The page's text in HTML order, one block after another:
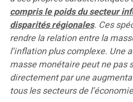
compris le poids du secteur
disparités régionales. Ces
rendre la relation entre la
l’inflation plus complexe. Une
masse monétaire peut ne pas
directement par une
tous les secteurs de